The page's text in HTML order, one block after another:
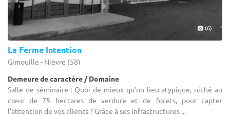
(6)
La Ferme Intention
Gimouille - Nièvre (58)
Demeure de caractère / Domaine
Salle de séminaire : Quoi de mieux qu’un lieu atypique, niché au
cœur de 75 hectares de verdure et de forets, pour capter
l’attention de vos clients ? Grâce à ses infrastructures ...